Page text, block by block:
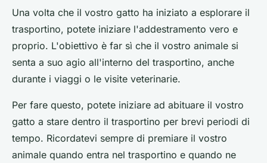
Una volta che il vostro gatto ha iniziato a esplorare il
trasportino, potete iniziare l'addestramento vero e
proprio. L'obiettivo è far sì che il vostro animale si
senta a suo agio all'interno del trasportino, anche
durante i viaggi o le visite veterinarie.
Per fare questo, potete iniziare ad abituare il vostro
gatto a stare dentro il trasportino per brevi periodi di
tempo. Ricordatevi sempre di premiare il vostro
animale quando entra nel trasportino e quando ne